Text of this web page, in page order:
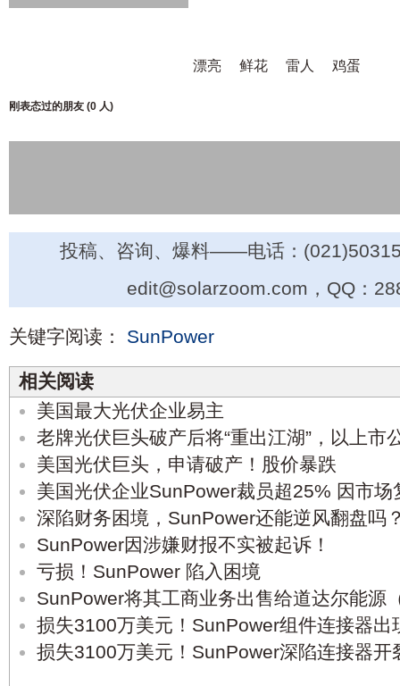
漂亮 鲜花 雷人 鸡蛋
刚表态过的朋友 (0 人)
投稿、咨询、爆料——电话：
edit@solarzoom.com，QQ：
关键字阅读： SunPower
相关阅读
美国最大光伏企业易主
老牌光伏巨头破产后将“重出江湖”，以上市
美国光伏巨头，申请破产！股价暴跌
美国光伏企业SunPower裁员超25% 因市场
深陷财务困境，SunPower还能逆风翻盘吗
SunPower因涉嫌财报不实被起诉！
亏损！SunPower 陷入困境
SunPower将其工商业务出售给道达尔能源
损失3100万美元！SunPower组件连接器出
损失3100万美元！SunPower深陷连接器开